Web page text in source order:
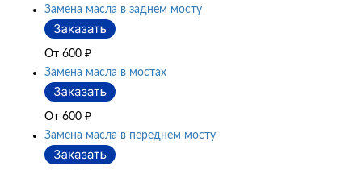
Замена масла в заднем мосту
От 600 ₽
Замена масла в мостах
От 600 ₽
Замена масла в переднем мосту